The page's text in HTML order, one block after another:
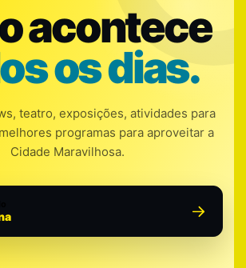
acontece
os dias.
teatro, exposições, atividades para
programas para aproveitar a
Cidade Maravilhosa.